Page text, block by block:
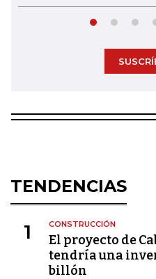
TENDENCIAS
1 CONSTRUCCIÓN
El proyecto de
tendría una
billón